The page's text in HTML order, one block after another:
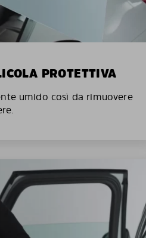
PROTETTIVA
umido così da rimuovere